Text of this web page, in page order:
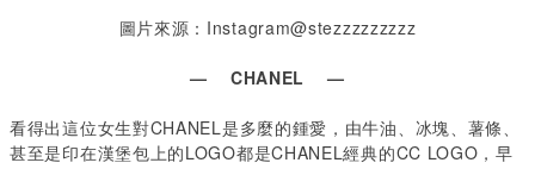
圖片來源：Instagram@stezzzzzzzzz
— CHANEL —
看得出這位女生對CHANEL是多麼的鍾愛，由牛油、冰塊、薯條、
甚至是印在漢堡包上的LOGO都是CHANEL經典的CC LOGO ，早